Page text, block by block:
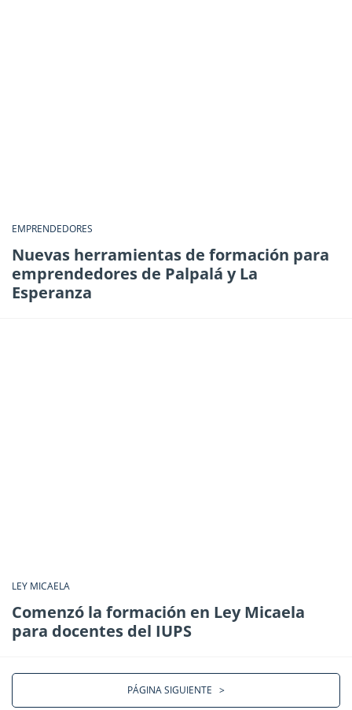
EMPRENDEDORES
Nuevas herramientas de formación para
emprendedores de Palpalá y La
Esperanza
LEY MICAELA
Comenzó la formación en Ley Micaela
para docentes del IUPS
PÁGINA SIGUIENTE >